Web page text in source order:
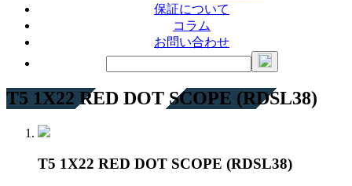
保証について
コラム
お問い合わせ
T5 1X22 RED DOT SCOPE (RDSL38)
T5 1X22 RED DOT SCOPE (RDSL38)